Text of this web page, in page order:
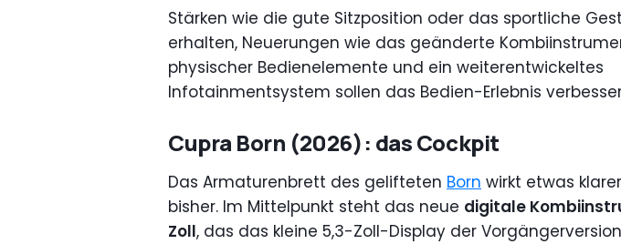
Stärken wie die gute Sitzposition oder das sportliche
erhalten, Neuerungen wie das geänderte
physischer Bedienelemente und ein weiterentwickeltes
Infotainmentsystem sollen das Bedien-Erlebnis
Cupra Born (2026): das Cockpit
Das Armaturenbrett des gelifteten Born wirkt etwas
bisher. Im Mittelpunkt steht das neue digitale
Zoll, das das kleine 5,3-Zoll-Display der